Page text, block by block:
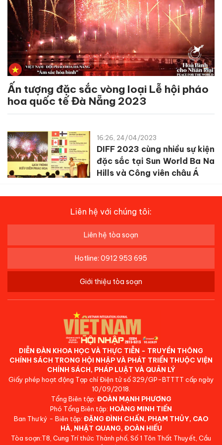
Ấn tượng đặc sắc vòng loại Lễ hội pháo
hoa quốc tế Đà Nẵng 2023
16:26, 24/04/2023
DIFF 2023 cùng nhiều sự kiện
đặc sắc tại Sun World Ba Na
Hills và Công viên châu Á
Liên hệ với chúng tôi:
Liên hệ tòa soạn
Hotline: 0912 953 695
Giới thiệu tòa soạn
DIỄN ĐÀN KHOA HỌC VÀ THỰC TIỄN - TRUYỀN THÔNG
CHÍNH SÁCH TRONG HỘI NHẬP VÀ PHÁT TRIỂN THUỘC VIỆN
CHÍNH SÁCH, PHÁP LUẬT VÀ QUẢN LÝ
Giấy phép hoạt động Tạp chí Điện tử số 329/GP-BTTTT cấp ngày
10/09/2018.
Tổng Biên tập: ĐOÀN MẠNH PHƯƠNG
Phó Tổng Biên tập: HOÀNG MINH TIẾN
Ban Thư ký - Biên tập: ĐẶNG ĐÌNH CHẤN, PHẠM THỦY, CAO
HÀ, NHẬT QUANG, ĐOÀN HIẾU
Tòa soạn:T8, Cung Trí thức Thành phố, Số 1 Tôn Thất Thuyết, Cầu